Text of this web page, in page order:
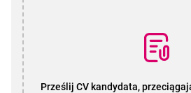
Prześlij CV kandydata,